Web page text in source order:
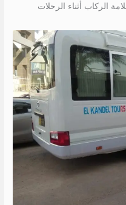
الركاب أثناء الرحلات